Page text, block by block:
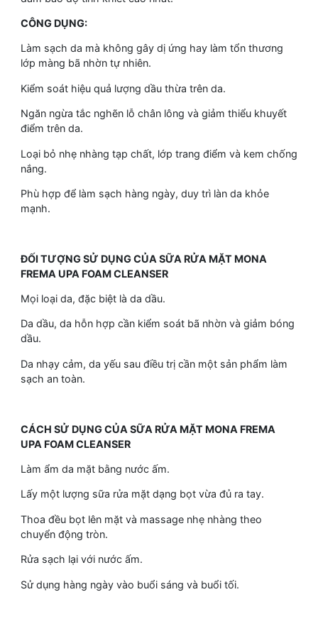
CÔNG DỤNG:
Làm sạch da mà không gây dị ứng hay làm tổn thương
lớp màng bã nhờn tự nhiên.
Kiểm soát hiệu quả lượng dầu thừa trên da.
Ngăn ngừa tắc nghẽn lỗ chân lông và giảm thiểu khuyết
điểm trên da.
Loại bỏ nhẹ nhàng tạp chất, lớp trang điểm và kem chống
nắng.
Phù hợp để làm sạch hàng ngày, duy trì làn da khỏe
mạnh.
ĐỐI TƯỢNG SỬ DỤNG CỦA SỮA RỬA MẶT MONA
FREMA UPA FOAM CLEANSER
Mọi loại da, đặc biệt là da dầu.
Da dầu, da hỗn hợp cần kiểm soát bã nhờn và giảm bóng
dầu.
Da nhạy cảm, da yếu sau điều trị cần một sản phẩm làm
sạch an toàn.
CÁCH SỬ DỤNG CỦA SỮA RỬA MẶT MONA FREMA
UPA FOAM CLEANSER
Làm ẩm da mặt bằng nước ấm.
Lấy một lượng sữa rửa mặt dạng bọt vừa đủ ra tay.
Thoa đều bọt lên mặt và massage nhẹ nhàng theo
chuyển động tròn.
Rửa sạch lại với nước ấm.
Sử dụng hàng ngày vào buổi sáng và buổi tối.